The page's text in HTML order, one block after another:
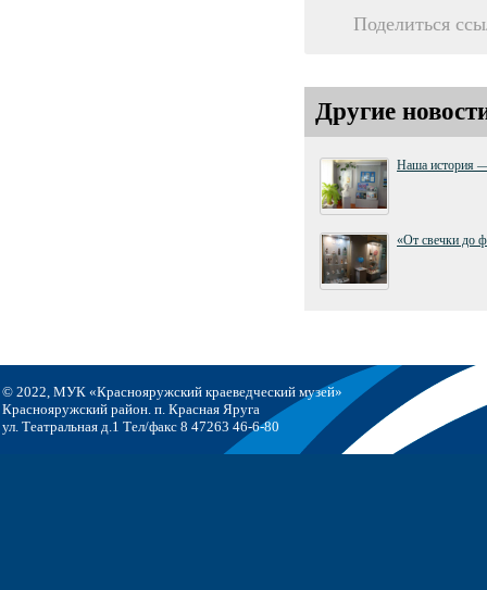
Поделиться
Другие
Наша история
«От свечки до
© 2022, МУК «Краснояружский краеведческий музей»
Краснояружский район. п. Красная Яруга
ул. Театральная д.1 Тел/факс 8 47263 46-6-80